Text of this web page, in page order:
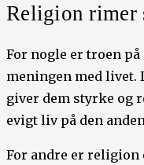
Religion rimer
For nogle er troen på
meningen med livet.
giver dem styrke og
evigt liv på den
For andre er religion